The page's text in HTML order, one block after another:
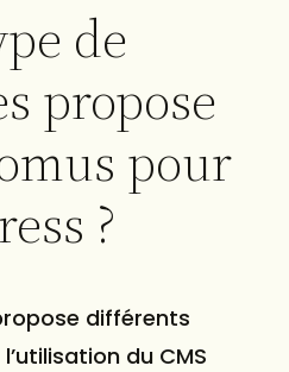
de
propose
pour
?
différents
du CMS